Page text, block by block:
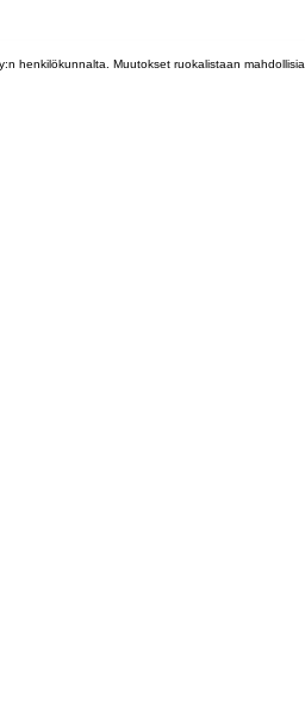
henkilökunnalta. Muutokset ruokalistaan mahdollisia.